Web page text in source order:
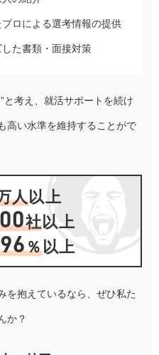
ロによる選考情報の提供
た書類・面接対策
と考え、就活サポートを続け
高い水準を維持することがで
人以上
社以上
96％以上
を抱えているなら、ぜひ私た
か？